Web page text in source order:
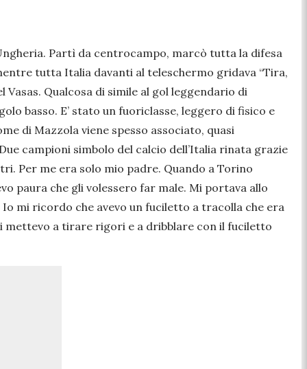
Partì da centrocampo, marcò tutta la difesa
tutta Italia davanti al teleschermo gridava “Tira,
Qualcosa di simile al gol leggendario di
basso. E’ stato un fuoriclasse, leggero di fisico e
di Mazzola viene spesso associato, quasi
campioni simbolo del calcio dell’Italia rinata grazie
Per me era solo mio padre. Quando a Torino
paura che gli volessero far male. Mi portava allo
Io mi ricordo che avevo un fuciletto a tracolla che era
mettevo a tirare rigori e a dribblare con il fuciletto